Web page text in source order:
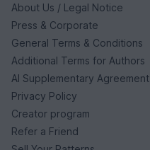
About Us / Legal Notice
Press & Corporate
General Terms & Conditions
Additional Terms for Authors
AI Supplementary Agreement
Privacy Policy
Creator program
Refer a Friend